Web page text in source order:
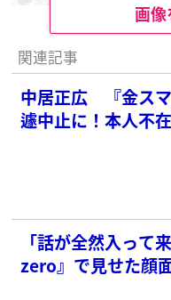
画像
関連記事
中居正広 『金ス
遽中止に！本人不
「話が全然入って
zero』で見せた顔